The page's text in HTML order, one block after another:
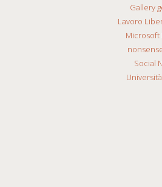
Gallery
Lavoro
Microsoft
Social
Università